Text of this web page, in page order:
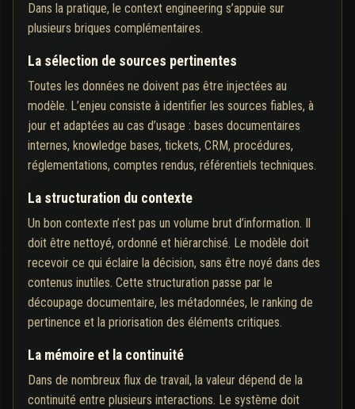
Dans la pratique, le context engineering s’appuie sur
plusieurs briques complémentaires.
La sélection de sources pertinentes
Toutes les données ne doivent pas être injectées au
modèle. L’enjeu consiste à identifier les sources fiables, à
jour et adaptées au cas d’usage : bases documentaires
internes, knowledge bases, tickets, CRM, procédures,
réglementations, comptes rendus, référentiels techniques.
La structuration du contexte
Un bon contexte n’est pas un volume brut d’information. Il
doit être nettoyé, ordonné et hiérarchisé. Le modèle doit
recevoir ce qui éclaire la décision, sans être noyé dans des
contenus inutiles. Cette structuration passe par le
découpage documentaire, les métadonnées, le ranking de
pertinence et la priorisation des éléments critiques.
La mémoire et la continuité
Dans de nombreux flux de travail, la valeur dépend de la
continuité entre plusieurs interactions. Le système doit